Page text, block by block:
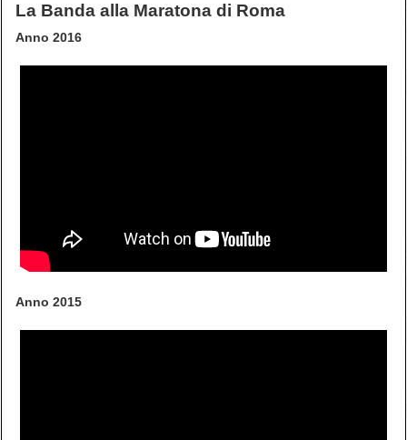
La Banda alla Maratona di Roma
Anno 2016
Anno 2015